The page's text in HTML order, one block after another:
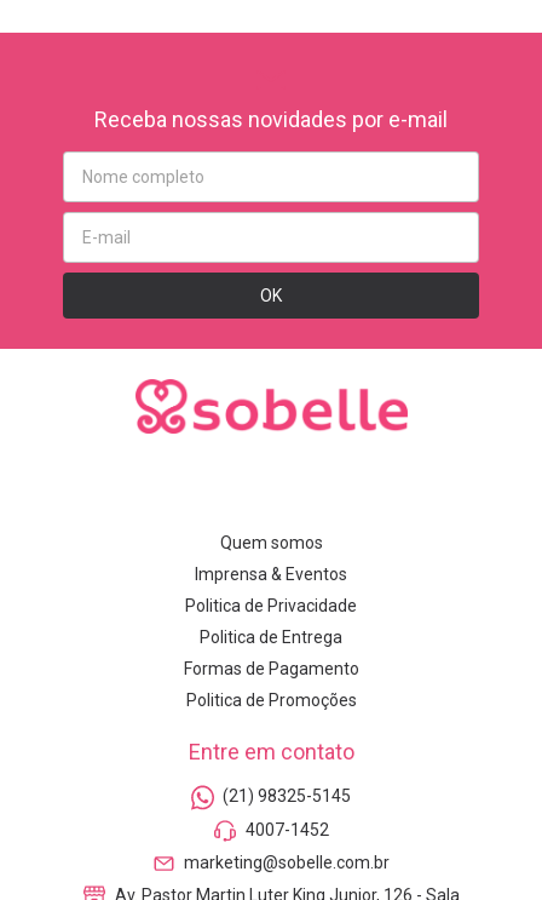
Receba nossas novidades por e-mail
Quem somos
Imprensa & Eventos
Politica de Privacidade
Politica de Entrega
Formas de Pagamento
Politica de Promoções
Entre em contato
(21) 98325-5145
4007-1452
marketing@sobelle.com.br
Av. Pastor Martin Luter King Junior, 126 - Sala